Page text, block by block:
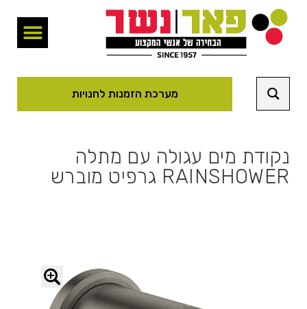
מערכת הזמנות לחנויות
נקודת מים עגולה עם מתלה
RAINSHOWER גרפיט מוברש
🔍